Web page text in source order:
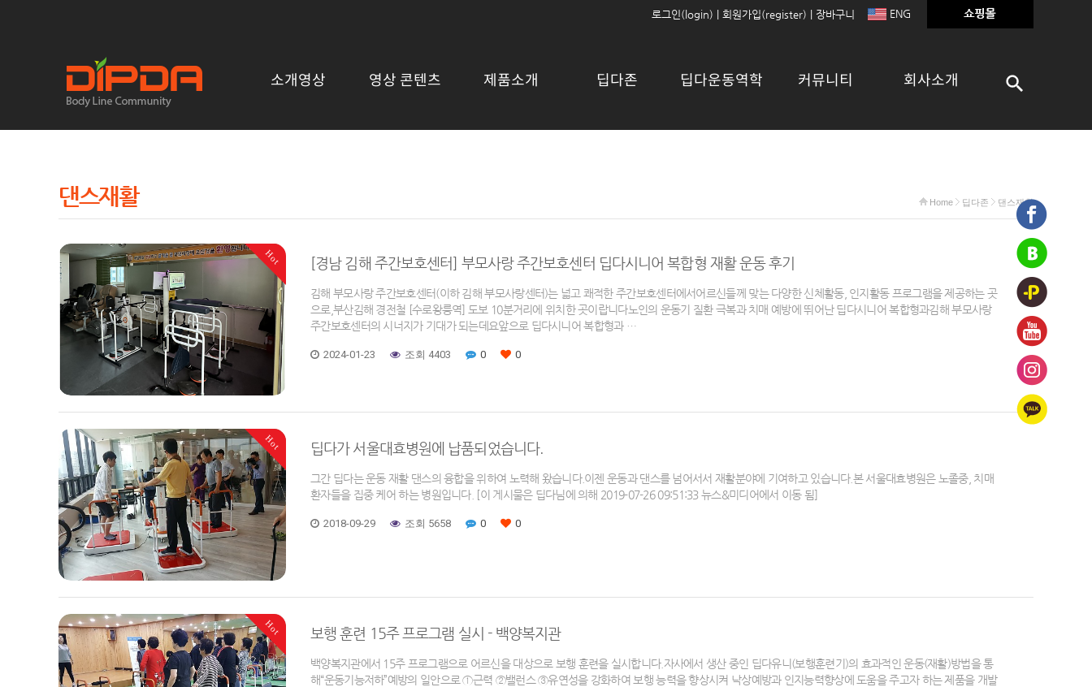
로그인(login) 회원가입(register) 장바구니 ENG
소개영상 영상 콘텐츠 제품소개 딥다존 딥다운동역학 커뮤니티 회사소개
댄스재활 Home 딥다존 댄스재활
Hot [경남 김해 주간보호센터] 부모사랑 주간보호센터 딥다시니어 복합형 재활 운동 후기
김해 부모사랑 주간보호센터(이하 김해 부모사랑센터)는 넓고 쾌적한 주간보호센터에서어르신들께 맞는 다양한 신체활동, 인지활동 프로그램을 제공하는 곳
으로,부산김해 경전철 [수로왕릉역] 도보 10분거리에 위치한 곳이랍니다노인의 운동기 질환 극복과 치매 예방에 뛰어난 딥다시니어 복합형과김해 부모사랑
주간보호센터의 시너지가 기대가 되는데요앞으로 딥다시니어 복합형과 …
2024-01-23 조회 4403 0 0
Hot 딥다가 서울대효병원에 납품되었습니다.
그간 딥다는 운동 재활 댄스의 융합을 위하여 노력해 왔습니다.이젠 운동과 댄스를 넘어서서 재활분야에 기여하고 있습니다.본 서울대효병원은 노졸중, 치매
환자들을 집중 케어 하는 병원입니다. [이 게시물은 딥다님에 의해 2019-07-26 09:51:33 뉴스&미디어에서 이동 됨]
2018-09-29 조회 5658 0 0
Hot 보행 훈련 15주 프로그램 실시 - 백양복지관
백양복지관에서 15주 프로그램으로 어르신을 대상으로 보행 훈련을 실시합니다.자사에서 생산 중인 딥다유니(보행훈련기)의 효과적인 운동(재활)방법을 통
해“운동기능저하”예방의 일안으로 ​①근력 ②밸런스 ③유연성을 강화하여 보행 능력을 향상시켜 낙상예방과 인지능력향상에 도움을 주고자 하는 제품을 개발